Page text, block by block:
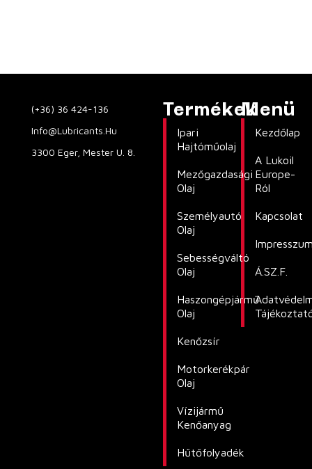
(+36) 36 424-136
Info@lubricants.hu
3300 Eger, Mester U. 8.
Termékek
Ipari
Hajtóműolaj
Mezőgazdasági
Olaj
Személyautó
Olaj
Sebességváltó
Olaj
Haszongépjármű
Olaj
Kenőzsír
Motorkerékpár
Olaj
Vízijármű
Kenőanyag
Hűtőfolyadék
Menü
Kezdőlap
A Lukoil
Europe-
Ról
Kapcsolat
Á.SZ.F.